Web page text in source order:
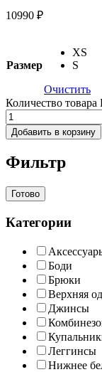
10990 ₽
Размер
XS
S
Очистить
Количество
Добавить в корзину
Фильтр
Готово
Категории
Боди
Брюки
Верхняя
Джинсы
Леггинсы
Нижнее